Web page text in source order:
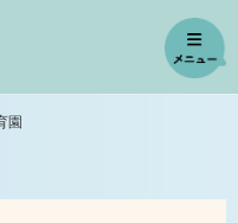
園